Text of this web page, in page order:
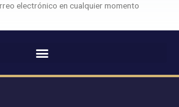
electrónico en cualquier momento